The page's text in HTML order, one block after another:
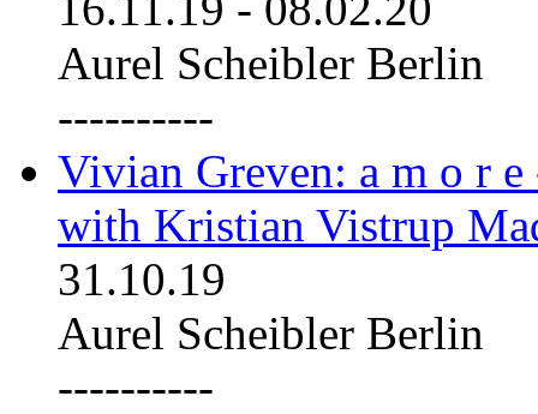
Aurel Scheibler Berlin
----------
Vivian Greven: a m o r
with Kristian Vistrup
31.10.19
Aurel Scheibler Berlin
----------